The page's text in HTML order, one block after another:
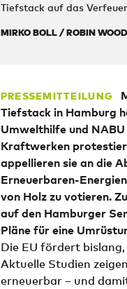
Tiefstack auf das
MIRKO BOLL / ROBIN WOOD
PRESSEMITTEILUNG
Tiefstack in Hamburg
Umwelthilfe und NABU
Kraftwerken
appellieren sie an die
Erneuerbaren-
von Holz zu votieren.
auf den Hamburger
Pläne für eine
Die EU fördert
Aktuelle Studien
erneuerbar – und